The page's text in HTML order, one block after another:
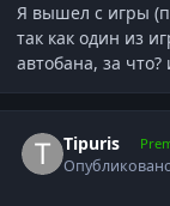
Я вышел с игры
так как один из
автобана, за
Tipuris